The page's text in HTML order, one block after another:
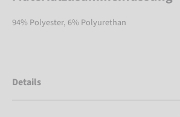
94% Polyester, 6% Polyurethan
Details